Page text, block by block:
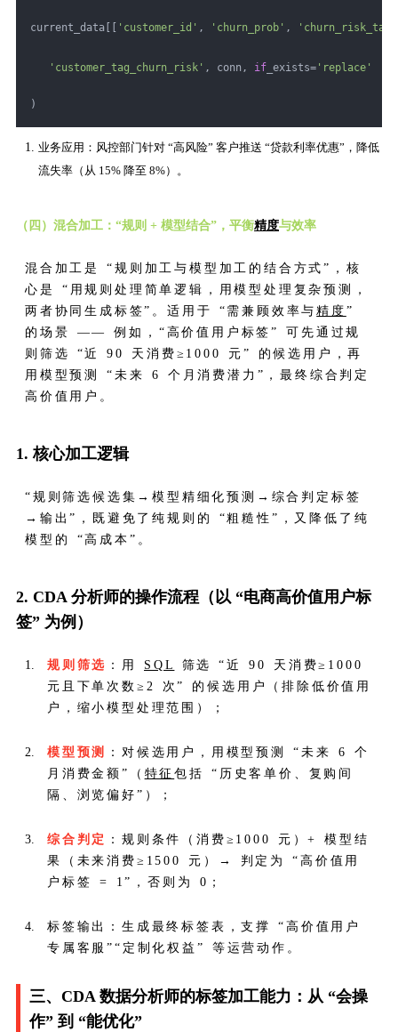
current_data[[ 'customer_id' , 'churn_prob' , 'churn_risk_tag'
'customer_tag_churn_risk' , conn, if _exists= 'replace'
)
业务应用：风控部门针对 “高风险” 客户推送 “贷款利率优惠”，降低
流失率（从 15% 降至 8%）。
（四）混合加工：“规则 + 模型结合”，平衡精度与效率
混合加工是 “规则加工与模型加工的结合方式”，核
心是 “用规则处理简单逻辑，用模型处理复杂预测，
两者协同生成标签”。适用于 “需兼顾效率与精度 ”
的场景 —— 例如，“高价值用户标签” 可先通过规
则筛选 “近 90 天消费≥1000 元” 的候选用户，再
用模型预测 “未来 6 个月消费潜力”，最终综合判定
高价值用户。
1. 核心加工逻辑
“规则筛选候选集→模型精细化预测→综合判定标签
→输出”，既避免了纯规则的 “粗糙性”，又降低了纯
模型的 “高成本”。
2. CDA 分析师的操作流程（以 “电商高价值用户标
签” 为例）
规则筛选 ：用 SQL
筛选 “近 90 天消费≥1000
元且下单次数≥2 次” 的候选用户（排除低价值用
户，缩小模型处理范围）；
模型预测
：对候选用户，用模型预测 “未来 6 个
月消费金额”（ 特征包括 “历史客单价、复购间
隔、浏览偏好”）；
综合判定
：规则条件（消费≥1000 元）+ 模型结
果（未来消费≥1500 元）→ 判定为 “高价值用
户标签 = 1”，否则为 0；
标签输出：生成最终标签表，支撑 “高价值用户
专属客服”“定制化权益” 等运营动作。
三、CDA 数据分析师的标签加工能力：从 “会操
作” 到 “能优化”